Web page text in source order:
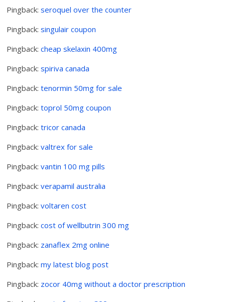
Pingback:seroquel over the counter
Pingback:singulair coupon
Pingback:cheap skelaxin 400mg
Pingback:spiriva canada
Pingback:tenormin 50mg for sale
Pingback:toprol 50mg coupon
Pingback:tricor canada
Pingback:valtrex for sale
Pingback:vantin 100 mg pills
Pingback:verapamil australia
Pingback:voltaren cost
Pingback:cost of wellbutrin 300 mg
Pingback: zanaflex 2mg online
Pingback:my latest blog post
Pingback: zocor 40mg without a doctor prescription